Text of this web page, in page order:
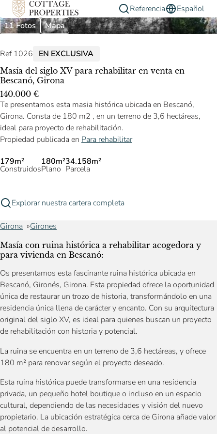
Referencia
Español
11 Fotos
Mapa
Ref 1026 EN EXCLUSIVA
Masía del siglo XV para rehabilitar en venta en
Bescanó, Girona
140.000 €
Te presentamos esta masia histórica ubicada en Bescanó,
Girona. Consta de 180 m2 , en un terreno de 3,6 hectáreas,
ideal para proyecto de rehabilitación.
Propiedad publicada en Para rehabilitar
179m²
Construidos
180m²
Plano
34.158m²
Parcela
Explorar nuestra cartera completa
Girona Girones
Masía con ruina histórica a rehabilitar acogedora y
para vivienda en Bescanó:
Os presentamos esta fascinante ruina histórica ubicada en
Bescanó, Gironés, Girona. Esta propiedad ofrece la oportunidad
única de restaurar un trozo de historia, transformándolo en una
residencia única llena de carácter y encanto. Con su arquitectura
original del siglo XV, es ideal para quienes buscan un proyecto
de rehabilitación con historia y potencial.
La ruina se encuentra en un terreno de 3,6 hectáreas, y ofrece
180 m² para renovar según el proyecto deseado.
Esta ruina histórica puede transformarse en una residencia
privada, un pequeño hotel boutique o incluso en un espacio
cultural, dependiendo de las necesidades y visión del nuevo
propietario. La ubicación estratégica cerca de Girona añade valor
al potencial de desarrollo.